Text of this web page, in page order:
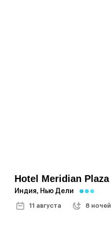
Hotel Meridian Plaza
Индия, Нью Дели
11 августа 8 ночей